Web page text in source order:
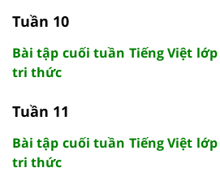
Tuần 10
Bài tập cuối tuần Tiếng Việt lớp
tri thức
Tuần 11
Bài tập cuối tuần Tiếng Việt lớp
tri thức